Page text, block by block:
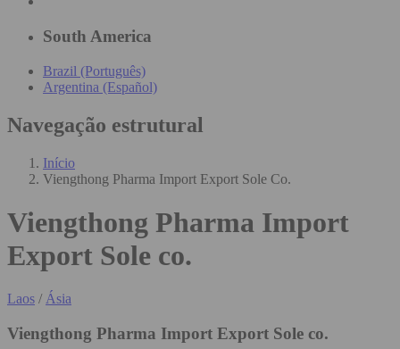
South America
Brazil (Português)
Argentina (Español)
Navegação estrutural
Início
Viengthong Pharma Import Export Sole Co.
Viengthong Pharma Import
Export Sole co.
Laos / Ásia
Viengthong Pharma Import Export Sole co.